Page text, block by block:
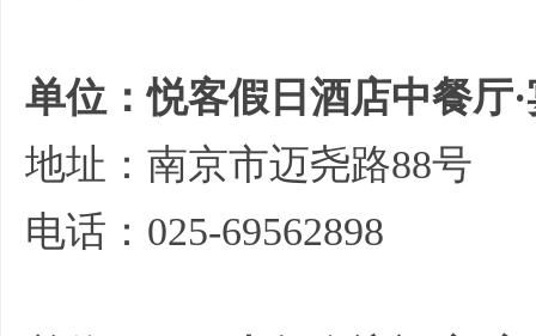
单位：悦客假日酒店中餐厅
地址：南京市迈尧路88号
电话：025-69562898